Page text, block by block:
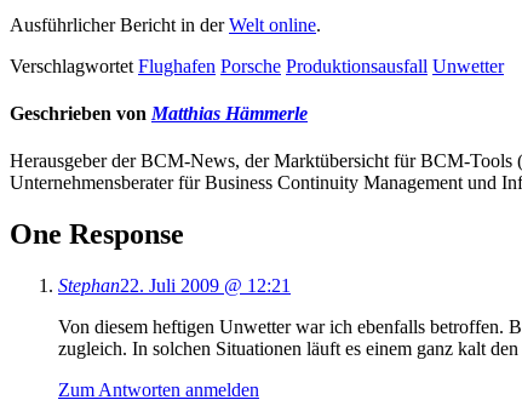
Ausführlicher Bericht in derWelt online.
Verschlagwortet Flughafen Porsche Produktionsausfall Unwetter
Geschrieben von Matthias Hämmerle
Herausgeber der BCM-News, der Marktübersicht für BCM-
Unternehmensberater für Business Continuity Management und
One Response
Stephan22. Juli 2009 @ 12:21
Von diesem heftigen Unwetter war ich ebenfalls betroffen.
zugleich. In solchen Situationen läuft es einem ganz kalt
Zum Antworten anmelden